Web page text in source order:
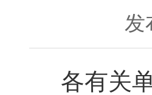
发
各有关